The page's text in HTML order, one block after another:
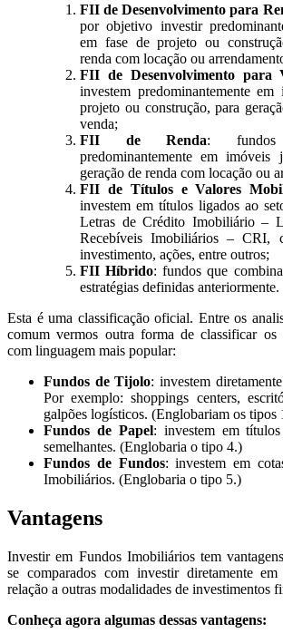
FII de Desenvolvimento para
por objetivo investir
em fase de projeto ou
renda com locação ou
FII de Desenvolvimento para
investem predominantemente
projeto ou construção, para
venda;
FII de Renda: fundos
predominantemente em imóveis
geração de renda com locação ou
FII de Títulos e Valores
investem em títulos ligados ao
Letras de Crédito Imobiliário –
Recebíveis Imobiliários – CRI,
investimento, ações, entre outros;
FII Híbrido: fundos que
estratégias definidas anteriormente.
Esta é uma classificação oficial. Entre os
comum vermos outra forma de classificar os
com linguagem mais popular:
Fundos de Tijolo: investem
Por exemplo: shoppings centers,
galpões logísticos. (Englobariam os tipos
Fundos de Papel: investem em
semelhantes. (Englobaria o tipo 4.)
Fundos de Fundos: investem em
Imobiliários. (Englobaria o tipo 5.)
Vantagens
Investir em Fundos Imobiliários tem
se comparados com investir diretamente
relação a outras modalidades de investimentos
Conheça agora algumas dessas vantagens: